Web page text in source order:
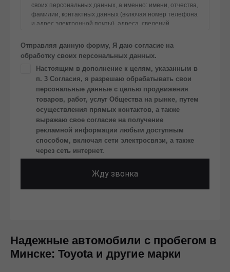
своих персональных данных, а именно: имени, отчества,
фамилии, контактных данных (включая номер телефона
и адрес электронной почты), адреса, сведений
к автомобилю(-ям) и товарам/услугам, IP-адреса, сведений
об устройстве, операционной системы устройства
и модели мобильного телефона посетителя сайта,
уникального идентификатора посетителя сайта,
предпочтительного времени и способа для контакта,
истории контактов.
2. Под обработкой персональных данных понимаются
следующие действия: сбор, запись, систематизация,
накопление, хранение, уточнение (обновление,
изменение), извлечение, использование, передача
(предоставление, доступ), блокирование, удаление,
уничтожение персональных данных. Общество
обрабатывает персональные данные с использованием
средств автоматизации.
на сайте в разделе «Юридическая информация».
5. Данное Согласие действует до момента достижения
Отправляя данную форму, Я даю согласие на
обработку своих персональных данных.
Настоящим в дополнение к целям, указанным в
п. 3 Согласия, я разрешаю обрабатывать свои
персональные данные с целью продвижения
товаров, работ, услуг Общества на рынке, путем
осуществления прямых контактов, а также
выражаю свое согласие на получение
рекламной информации любым доступным
способом, включая сети электросвязи, а также
через сеть интернет.
Жду звонка
Надежные автомобили с пробегом в
Минске: Toyota и другие марки